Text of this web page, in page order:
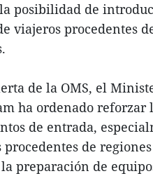
posibilidad de
viajeros procedentes
de la OMS, el
ha ordenado
de entrada,
procedentes de
preparación de